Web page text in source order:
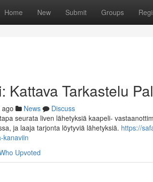
Home New Submit Groups
Kattava Tarkastelu
News
Discuss
seurata liven lähetyksiä kaapeli-
ja laaja tarjonta löytyviä lähetyksiä. https://
kanaviin
Upvoted